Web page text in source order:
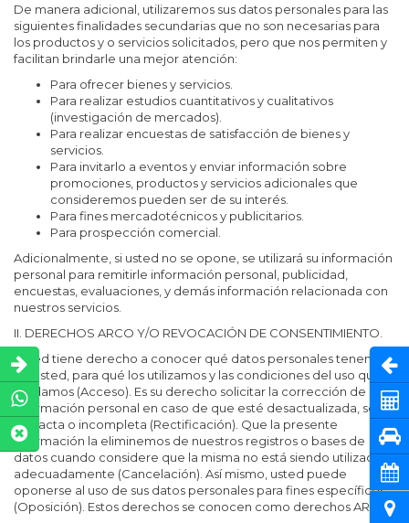
De manera adicional, utilizaremos sus datos personales para las
siguientes finalidades secundarias que no son necesarias para
los productos y o servicios solicitados, pero que nos permiten y
facilitan brindarle una mejor atención:
Para ofrecer bienes y servicios.
Para realizar estudios cuantitativos y cualitativos
(investigación de mercados).
Para realizar encuestas de satisfacción de bienes y
servicios.
Para invitarlo a eventos y enviar información sobre
promociones, productos y servicios adicionales que
consideremos pueden ser de su interés.
Para fines mercadotécnicos y publicitarios.
Para prospección comercial.
Adicionalmente, si usted no se opone, se utilizará su información
personal para remitirle información personal, publicidad,
encuestas, evaluaciones, y demás información relacionada con
nuestros servicios.
II. DERECHOS ARCO Y/O REVOCACIÓN DE CONSENTIMIENTO.
Usted tiene derecho a conocer qué datos personales tenemos
de usted, para qué los utilizamos y las condiciones del uso que
les damos (Acceso). Es su derecho solicitar la corrección de su
información personal en caso de que esté desactualizada, sea
inexacta o incompleta (Rectificación). Que la presente
información la eliminemos de nuestros registros o bases de
datos cuando considere que la misma no está siendo utilizada
adecuadamente (Cancelación). Así mismo, usted puede
oponerse al uso de sus datos personales para fines específicos
(Oposición). Estos derechos se conocen como derechos ARCO.